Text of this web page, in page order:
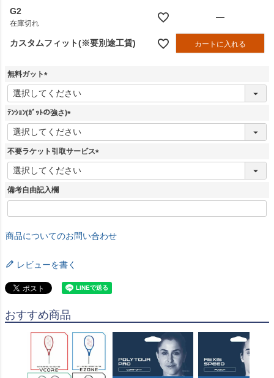
G2
在庫切れ
—
カスタムフィット(※要別途工賃) カートに入れる
無料ガット
(
必
須
ﾃﾝｼｮﾝ(ｶﾞｯﾄの強さ)
(
必
須
不要ラケット引取サービス
(
備考自由記入欄
商品についてのお問い合わせ
レビューを書く
おすすめ商品